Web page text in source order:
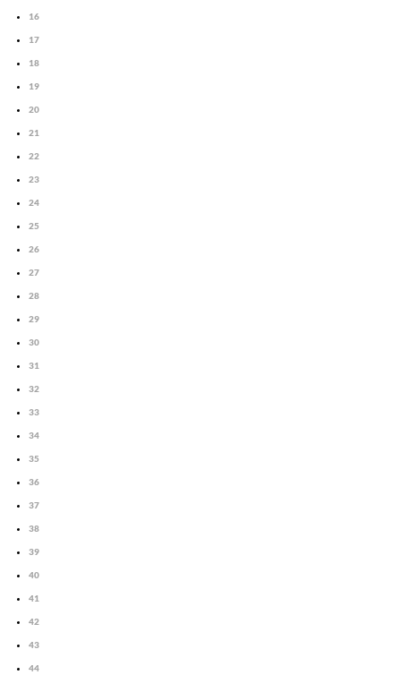
16
17
18
19
20
21
22
23
24
25
26
27
28
29
30
31
32
33
34
35
36
37
38
39
40
41
42
43
44